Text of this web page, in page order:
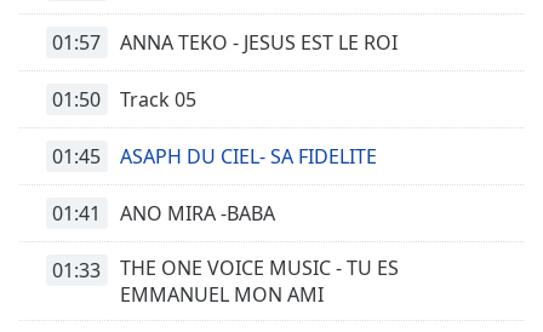
01:57 ANNA TEKO - JESUS EST LE ROI
01:50 Track 05
01:45 ASAPH DU CIEL- SA FIDELITE
01:41 ANO MIRA -BABA
01:33
THE ONE VOICE MUSIC - TU ES
EMMANUEL MON AMI